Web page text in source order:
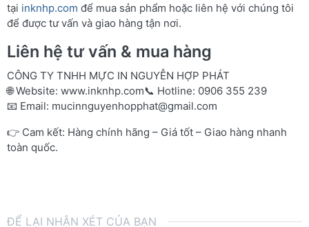
tại inknhp.com để mua sản phẩm hoặc liên hệ với chúng tôi
để được tư vấn và giao hàng tận nơi.
Liên hệ tư vấn & mua hàng
CÔNG TY TNHH MỰC IN NGUYỄN HỢP PHÁT
🌐 Website: www.inknhp.com📞 Hotline: 0906 355 239
📧 Email: mucinnguyenhopphat@gmail.com
👉 Cam kết: Hàng chính hãng – Giá tốt – Giao hàng nhanh
toàn quốc.
ĐỂ LẠI NHẬN XÉT CỦA BẠN